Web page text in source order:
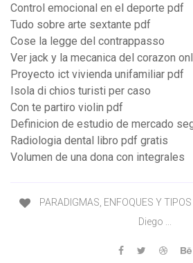
Control emocional en el deporte pdf
Tudo sobre arte sextante pdf
Cose la legge del contrappasso
Ver jack y la mecanica del corazon
Proyecto ict vivienda unifamiliar pdf
Isola di chios turisti per caso
Con te partiro violin pdf
Definicion de estudio de mercado
Radiologia dental libro pdf gratis
Volumen de una dona con integrales
PARADIGMAS, ENFOQUES Y
Diego ...